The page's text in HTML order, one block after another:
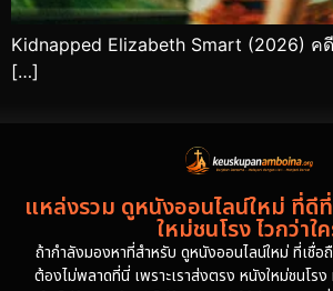
Kidnapped Elizabeth Smart (2026) ค
[…]
แหล่งรวม ดูหนังออนไลน์ใหม่ ที่ดี
ใหม่ชนโรง ไวกว่าใ
ถ้ากำลังมองหาที่สำหรับ ดูหนังออนไลน์ใหม่ ที่เชื่อ
ต้องไม่พลาดที่นี่ เพราะเราส่งตรง หนังใหม่ชนโร